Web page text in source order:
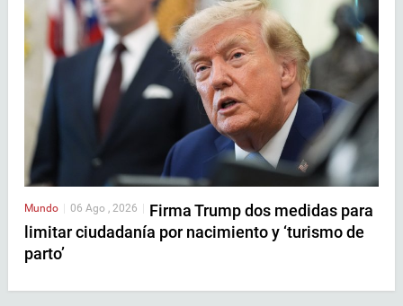
Mundo 06 Ago , 2026
Firma Trump dos medidas para
limitar ciudadanía por nacimiento y ‘turismo de
parto’